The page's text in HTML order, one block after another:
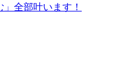
全部叶います！